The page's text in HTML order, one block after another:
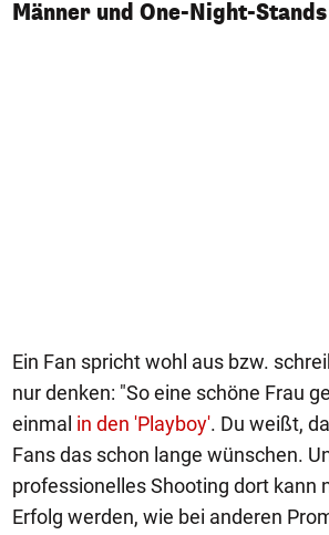
Männer und One-Night-Stands
Ein Fan spricht wohl aus bzw.
nur denken: "So eine schöne Frau
einmal in den 'Playboy'. Du weißt,
Fans das schon lange wünschen.
professionelles Shooting dort kann
Erfolg werden, wie bei anderen